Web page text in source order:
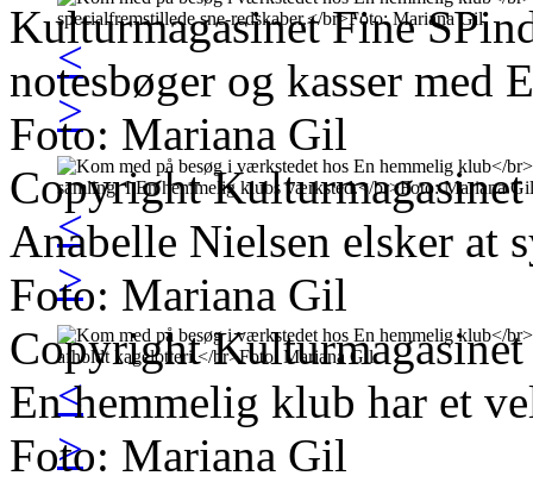
<
>
<
>
<
>
Kulturmagasinet Fine
notesbøger og kasser med
Foto: Mariana Gil
Copyright
Anabelle Nielsen elsker at
Foto: Mariana Gil
Copyright
En hemmelig klub har et
Foto: Mariana Gil